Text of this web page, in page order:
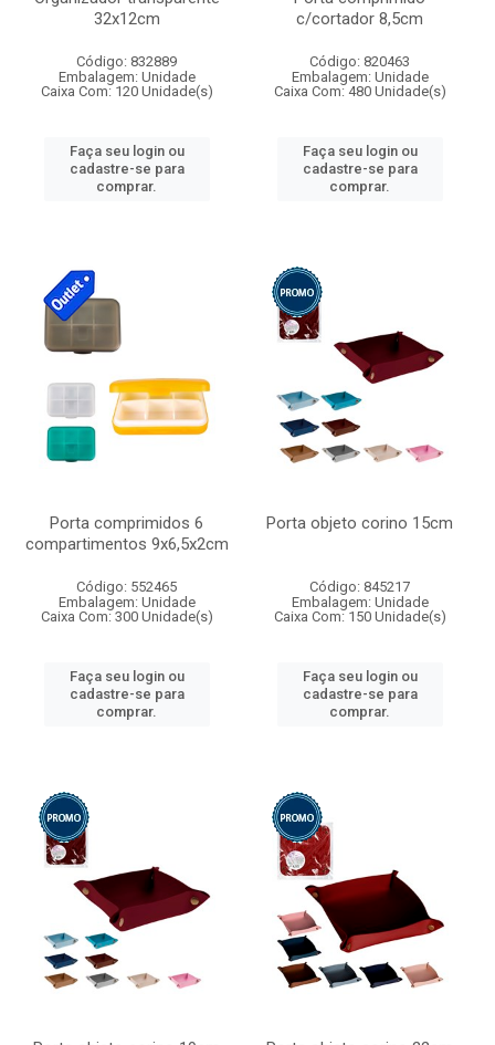
32x12cm
Código: 832889
Embalagem: Unidade
Caixa Com: 120 Unidade(s)
Faça seu login ou
cadastre-se para
comprar.
c/cortador 8,5cm
Código: 820463
Embalagem: Unidade
Caixa Com: 480 Unidade(s)
Faça seu login ou
cadastre-se para
comprar.
Porta comprimidos 6
compartimentos 9x6,5x2cm
Código: 552465
Embalagem: Unidade
Caixa Com: 300 Unidade(s)
Faça seu login ou
cadastre-se para
comprar.
Porta objeto corino 15cm
Código: 845217
Embalagem: Unidade
Caixa Com: 150 Unidade(s)
Faça seu login ou
cadastre-se para
comprar.